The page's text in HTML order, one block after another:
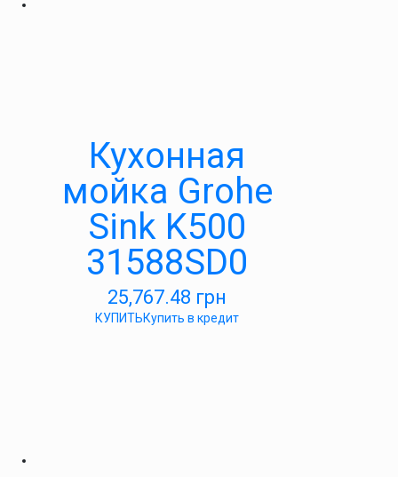
Кухонная
мойка Grohe
Sink K500
31588SD0
25,767.48 грн
КУПИТЬКупить в кредит